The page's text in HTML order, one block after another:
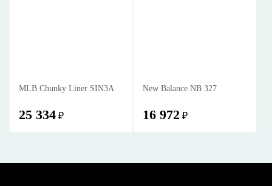
MLB Chunky Liner SIN3A
25 334 ₽
New Balance NB 327
16 972 ₽